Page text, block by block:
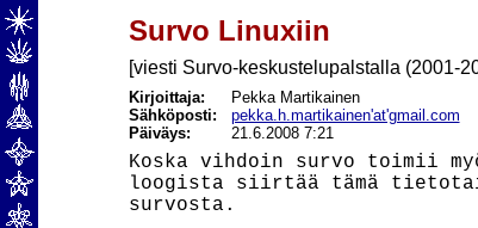
Survo Linuxiin
[viesti Survo-keskustelupalstalla (2001-
Kirjoittaja:
Pekka Martikainen
Sähköposti: pekka.h.martikainen'at'gmail.com
Päiväys:
21.6.2008 7:21
Koska vihdoin survo toimii
loogista siirtää tämä
survosta.